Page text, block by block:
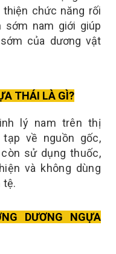
chức năng rối
sớm nam giới giúp
của dương vật
THÁI LÀ GÌ?
lý nam trên thị
về nguồn gốc,
sử dụng thuốc,
và không dùng
tệ.
DƯƠNG NGỰA